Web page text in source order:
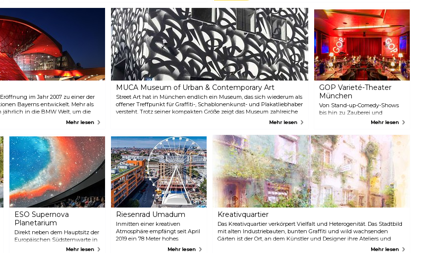
werden, diente die meiste Zeit
seines Lebens als seine
Hauptresidenz.
Markenerlebnis und ein beispielloses Ausstellungsensemble. Neben
dem Museum gibt es auch die BMW Welt, die das hochmoderne
Museum des Unternehmens ergänzt.
ihr Leben verloren haben. Erfahren Sie mehr über die Rolle von
Dachau als Vorbild für die NS-Lager und erkunden Sie die
Ausstellungen, Gedenkstätten und rekonstruierten Baracken mit
informativen Kommentaren Ihres Guides.
im Jahr 2007 zu einer der
Bayerns entwickelt. Mehr als
jährlich in die BMW Welt, um die
das Juniorprogramm für
Mehr lesen
MUCA Museum of Urban & Contemporary Art
Street Art hat in München endlich ein Museum, das sich wiederum als
offener Treffpunkt für Graffiti-, Schablonenkunst- und Plakatliebhaber
versteht. Trotz seiner kompakten Größe zeigt das Museum zahlreiche
Ausstellungen im Innen- und Außenbereich. Eintrittskarten können
Mehr lesen
GOP Varieté-Theater
München
Von Stand-up-Comedy-Shows
bis hin zu Zauberei und
Akrobatik bietet das GOP
Unterhaltungsprogramm. Die
Gäste können kulinarische
Köstlichkeiten im Restaurant
Leander genießen, während sie
die Bühnenshows besuchen
oder einfach nur in den
Theatersaal gehen.
Mehr lesen
ESO Supernova
Planetarium
Direkt neben dem Hauptsitz der
Europäischen Südsternwarte in
Garching gelegen, ist das ESO
Mehr lesen
Riesenrad Umadum
Inmitten einer kreativen
Atmosphäre empfängt seit April
2019 ein 78 Meter hohes
Riesenrad namens „Umadum“
Mehr lesen
Kreativquartier
Das Kreativquartier verkörpert Vielfalt und Heterogenität. Das Stadtbild
mit alten Industriebauten, bunten Graffiti und wild wachsenden
Gärten ist der Ort, an dem Künstler und Designer ihre Ateliers und
offenen Werkstätten betreiben. Von Performances über Ausstellungen
Mehr lesen